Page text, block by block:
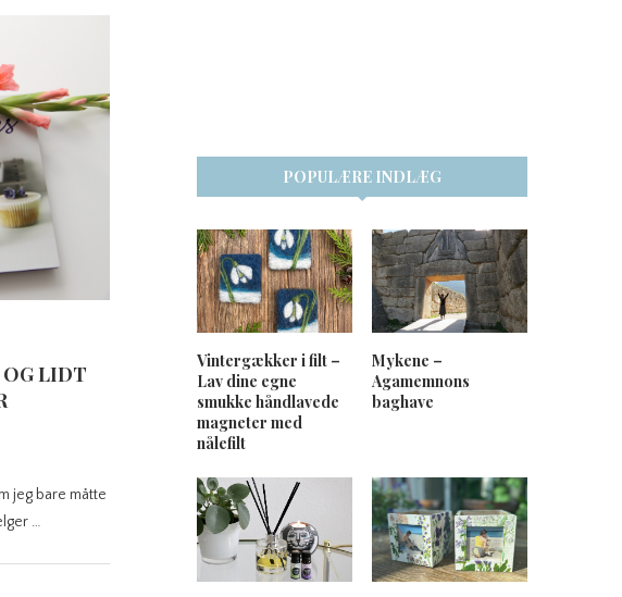
LIDT
jeg bare måtte
…
POPULÆRE INDLÆG
Vintergækker i filt –
Lav dine egne
smukke håndlavede
magneter med
nålefilt
Mykene –
Agamemnons
baghave